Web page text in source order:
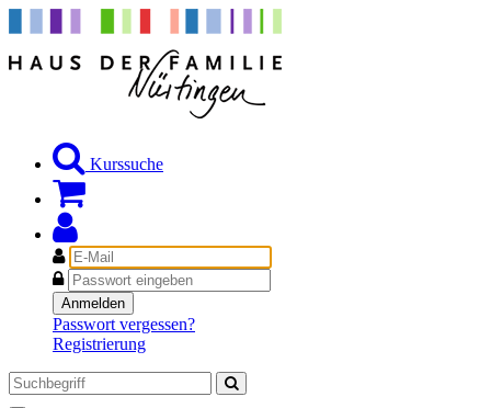
Kurssuche
E-
Mail
Passwort
Anmelden
Passwort vergessen?
Registrierung